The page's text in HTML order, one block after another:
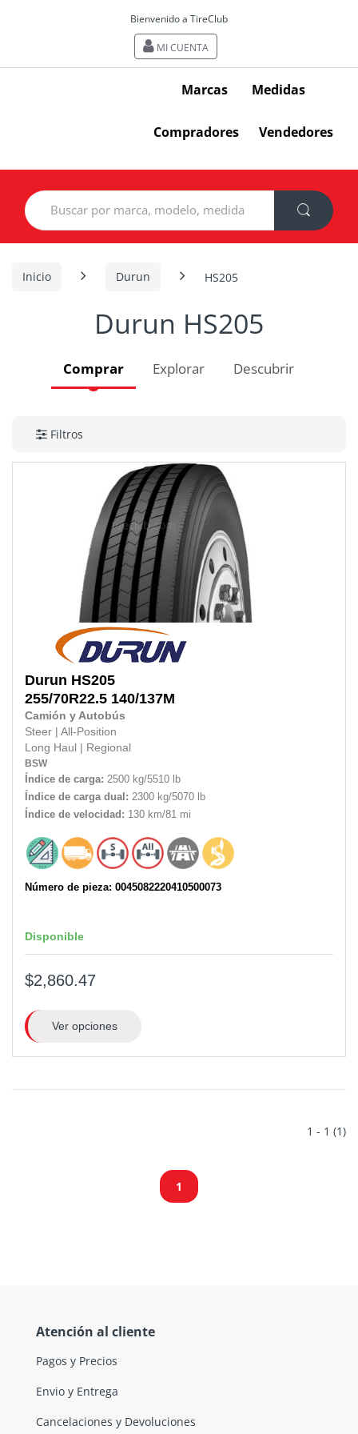
Bienvenido a TireClub
MI CUENTA
Marcas Medidas
Compradores Vendedores
Search
for:
Inicio Durun HS205
Durun HS205
Comprar Explorar Descubrir
Filtros
Durun HS205
255/70R22.5 140/137M
Camión y Autobús
Steer
All-Position
Long Haul
Regional
BSW
Índice de carga: 2500 kg/5510 lb
Índice de carga dual: 2300 kg/5070 lb
Índice de velocidad: 130 km/81 mi
Número de pieza: 0045082220410500073
Disponible
$2,860.47
Ver opciones
1 - 1 (1)
1
Atención al cliente
Pagos y Precios
Envio y Entrega
Cancelaciones y Devoluciones